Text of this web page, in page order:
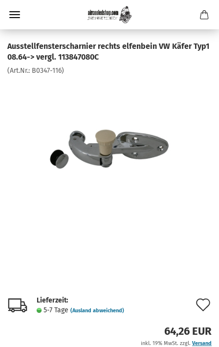
Ausstellfensterscharnier rechts elfenbein VW Käfer Typ1
08.64-> vergl. 113847080C
(Art.Nr.: B0347-116)
Lieferzeit:
5-7 Tage (Ausland abweichend)
64,26 EUR
inkl. 19% MwSt. zzgl. Versand